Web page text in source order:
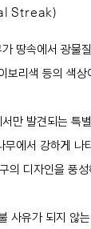
Streak)
땅속에서 광물
보리색 등의 색
만 발견되는 특
무에서 강하게 나
의 디자인을 풍
사유가 되지 않